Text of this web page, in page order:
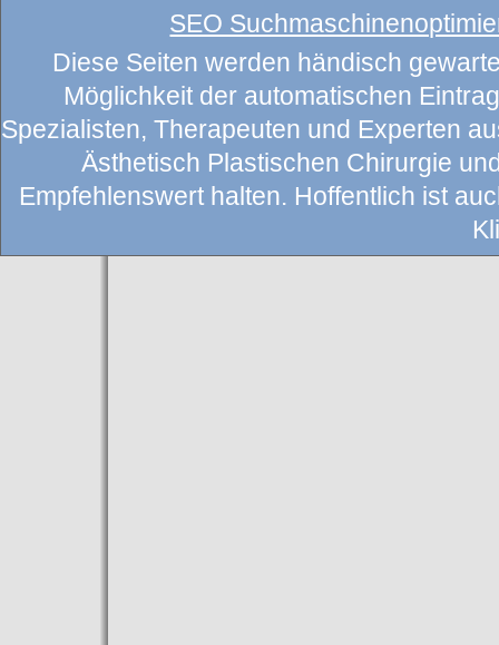
SEO
Diese Seiten werden händisch
Möglichkeit der automatischen
Spezialisten, Therapeuten und Experten
Ästhetisch Plastischen Chirurgie
Empfehlenswert halten. Hoffentlich ist